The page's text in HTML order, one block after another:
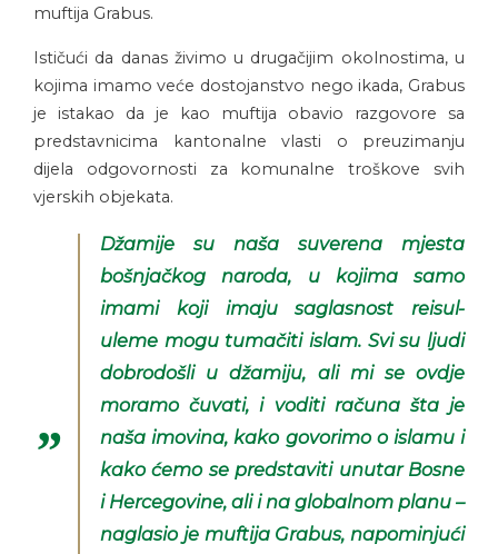
muftija Grabus.
Ističući da danas živimo u drugačijim okolnostima, u
kojima imamo veće dostojanstvo nego ikada, Grabus
je istakao da je kao muftija obavio razgovore sa
predstavnicima kantonalne vlasti o preuzimanju
dijela odgovornosti za komunalne troškove svih
vjerskih objekata.
Džamije su naša suverena mjesta
bošnjačkog naroda, u kojima samo
imami koji imaju saglasnost reisul-
uleme mogu tumačiti islam. Svi su ljudi
dobrodošli u džamiju, ali mi se ovdje
moramo čuvati, i voditi računa šta je
naša imovina, kako govorimo o islamu i
kako ćemo se predstaviti unutar Bosne
i Hercegovine, ali i na globalnom planu –
naglasio je muftija Grabus, napominjući